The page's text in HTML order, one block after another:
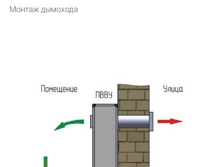
Монтаж дымохода